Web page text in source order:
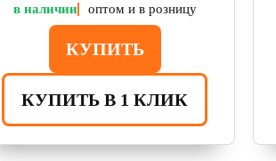
в наличии оптом и в розницу
КУПИТЬ
КУПИТЬ В 1 КЛИК